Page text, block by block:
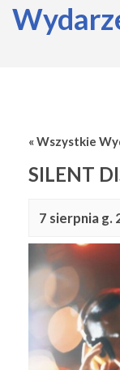
« Wszystkie
SILENT
7 sierpnia g.